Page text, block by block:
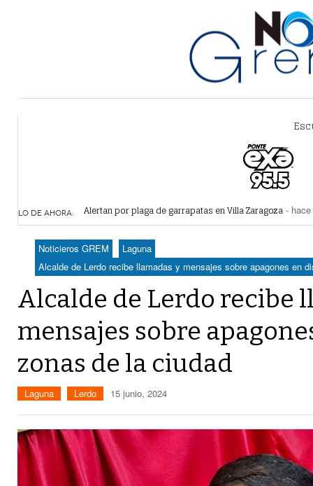
LO DE AHORA:
Reiteran estrategia para combate a la extorsión en
Por falta de agua, vecinos de Villa Zaragoza bloquearon
Plantean fideicomiso federal para operar Agua
Detienen a juez del Tribunal Superior de Justicia de
Noticieros GREM
Laguna
Alcalde de Lerdo recibe llamadas y mensajes sobre apagones en
Alcalde de Lerdo recibe
mensajes sobre
zonas de la ciudad
Laguna Lerdo 15 junio, 2024